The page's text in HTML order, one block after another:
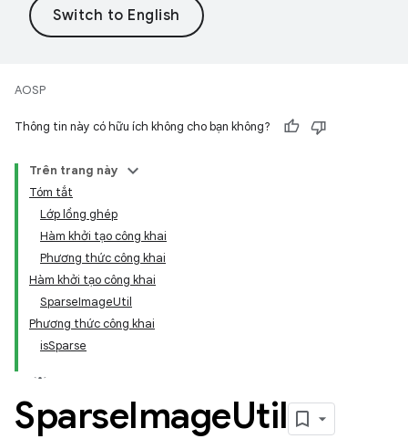
AOSP
Thông tin này có hữu ích không cho bạn không?
Trên trang này
Tóm tắt
Lớp lồng ghép
Hàm khởi tạo công khai
Phương thức công khai
Hàm khởi tạo công khai
SparseImageUtil
Phương thức công khai
isSparse
SparseImageUtil